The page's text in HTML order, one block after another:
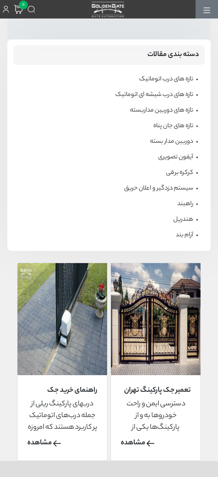
0
دسته بندی مقالات
تازه های درب اتوماتیک
تازه های درب شیشه ای اتوماتیک
تازه های دوربین مداربسته
تازه های جان پناه
دوربین مدار بسته
آیفون تصویری
کرکره برقی
سیستم دزدگیر و اعلان حریق
راهبند
هندریل
آرام بند
تعمیر جک پارکینگ تهران
+ سرویس جک درب
ورودی اتوماتیک
ساختمان
دسترسی ایمن و راحت
خودروها به و از
پارکینگ‌ها یکی از
دغدغه‌های همیشگی
مشاغل با فضاهای
مشاهده
راهنمای خرید جک
پارکینگ ریلی
دربهای پارکینگ ریلی از
جمله درب‌های اتوماتیک
پر کاربرد هستند که امروزه
بسیار مورد توجه
خرید جک پارکینگ برای
مشاهده